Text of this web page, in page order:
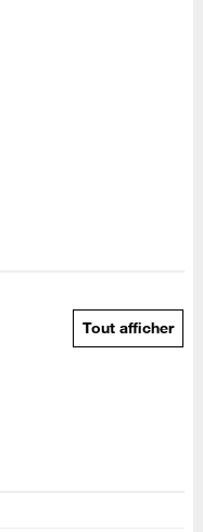
Tout afficher